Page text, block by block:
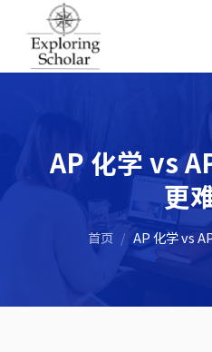
AP 化学 vs
更
首页 / AP 化学 vs